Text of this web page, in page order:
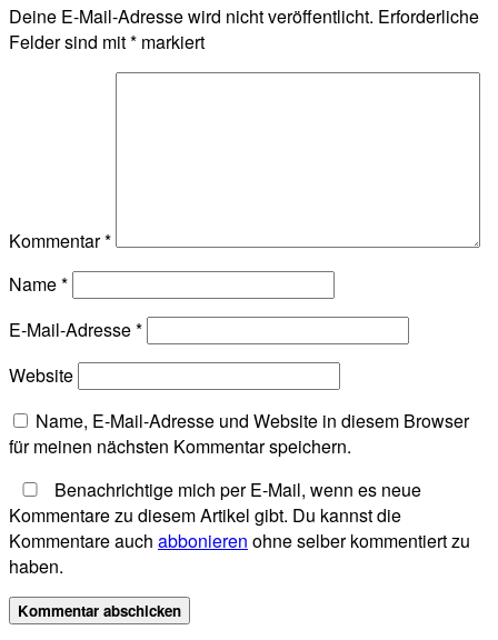
Deine E-Mail-Adresse wird nicht veröffentlicht. Erforderliche
Felder sind mit* markiert
Kommentar*
Name*
E-Mail-Adresse*
Website
Name, E-Mail-Adresse und Website in diesem Browser
für meinen nächsten Kommentar speichern.
Benachrichtige mich per E-Mail, wenn es neue
Kommentare zu diesem Artikel gibt. Du kannst die
Kommentare auch abbonieren ohne selber kommentiert zu
haben.